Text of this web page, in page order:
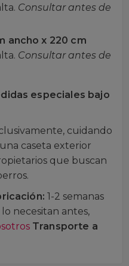
Consultar antes de
ancho x 220 cm
Consultar antes de
especiales bajo
cuidando
caseta exterior
que buscan
1-2 semanas
necesitan antes,
Transporte a